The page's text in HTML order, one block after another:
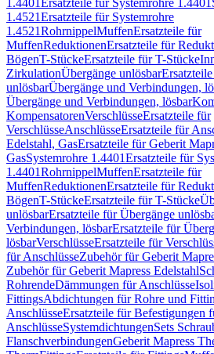
1.4401Ersatzteile für Systemrohre 1.4401
1.4521Ersatzteile für Systemrohre
1.4521RohrnippelMuffenErsatzteile für
MuffenReduktionenErsatzteile für
BögenT-StückeErsatzteile für T-Stücke
ZirkulationÜbergänge unlösbar
unlösbarÜbergänge und Verbindungen,
Übergänge und Verbindungen, lösbar
KompensatorenVerschlüsseErsatzteile für
VerschlüsseAnschlüsseErsatzteile für
Edelstahl, GasErsatzteile für Geberit
GasSystemrohre 1.4401Ersatzteile für
1.4401RohrnippelMuffenErsatzteile für
MuffenReduktionenErsatzteile für
BögenT-StückeErsatzteile für T-Stücke
unlösbarErsatzteile für Übergänge
Verbindungen, lösbarErsatzteile für
lösbarVerschlüsseErsatzteile für
für AnschlüsseZubehör für Geberit
Zubehör für Geberit Mapress Edelstahl
RohrendeDämmungen für Anschlüsse
FittingsAbdichtungen für Rohre und
AnschlüsseErsatzteile für Befestigungen
AnschlüsseSystemdichtungenSets
FlanschverbindungenGeberit Mapress